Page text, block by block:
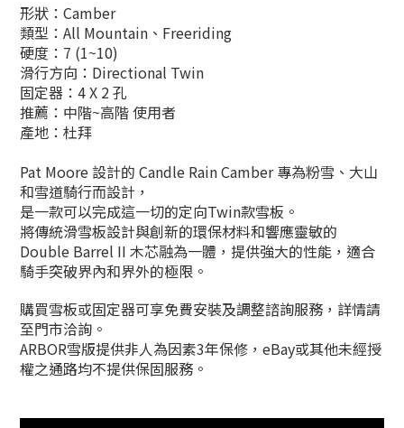
形狀：Camber
類型：All Mountain、Freeriding
硬度：7 (1~10)
滑行方向：Directional Twin
固定器：4 X 2 孔
推薦：中階~高階 使用者
產地：杜拜
Pat Moore 設計的 Candle Rain Camber 專為粉雪、大山
和雪道騎行而設計，
是一款可以完成這一切的定向Twin款雪板。
將傳統滑雪板設計與創新的環保材料和響應靈敏的
Double Barrel II 木芯融為一體，提供強大的性能，適合
騎手突破界內和界外的極限。
購買雪板或固定器可享免費安裝及調整諮詢服務，詳情請
至門市洽詢。
ARBOR雪版提供非人為因素3年保修，eBay或其他未經授
權之通路均不提供保固服務。